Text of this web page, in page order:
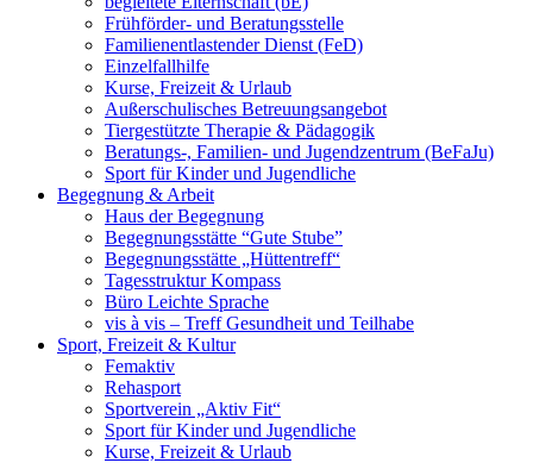
Frühförder- und Beratungsstelle
Familienentlastender Dienst (FeD)
Einzelfallhilfe
Kurse, Freizeit & Urlaub
Außerschulisches Betreuungsangebot
Tiergestützte Therapie & Pädagogik
Beratungs-, Familien- und Jugendzentrum (BeFaJu)
Sport für Kinder und Jugendliche
Begegnung & Arbeit
Haus der Begegnung
Begegnungsstätte “Gute Stube”
Begegnungsstätte „Hüttentreff“
Tagesstruktur Kompass
Büro Leichte Sprache
vis à vis – Treff Gesundheit und Teilhabe
Sport, Freizeit & Kultur
Femaktiv
Rehasport
Sportverein „Aktiv Fit“
Sport für Kinder und Jugendliche
Kurse, Freizeit & Urlaub